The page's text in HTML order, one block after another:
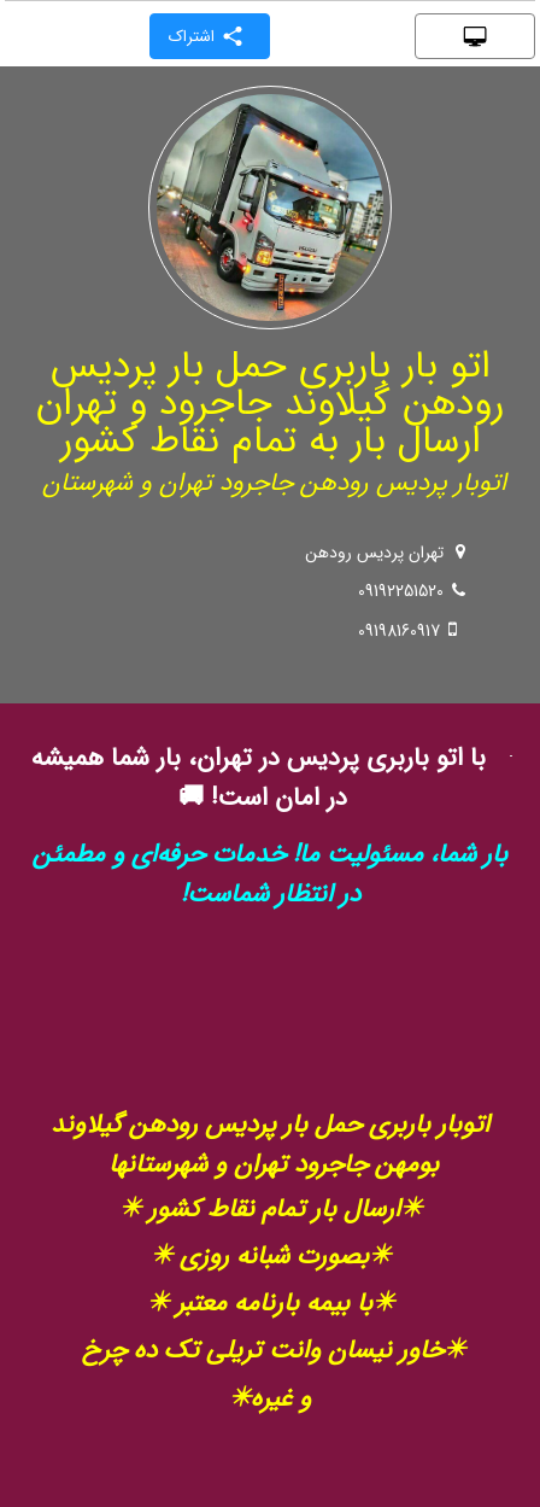
اشتراک
اتو بار باربری حمل بار پردیس
رودهن گیلاوند جاجرود و تهران
ارسال بار به تمام نقاط کشور
اتوبار پردیس رودهن جاجرود تهران و شهرستان
تهران پردیس رودهن
09192251520
09198160917
با اتو باربری پردیس در تهران، بار شما همیشه
در امان است! 🚚
بار شما، مسئولیت ما! خدمات حرفه‌ای و مطمئن
در انتظار شماست!
اتوبار باربری حمل بار پردیس رودهن گیلاوند
بومهن جاجرود تهران و شهرستانها
✴️ارسال بار تمام نقاط کشور ✴️
✴️بصورت شبانه روزی ✴️
✴️با بیمه بارنامه معتبر ✴️
✴️خاور نیسان وانت تریلی تک ده چرخ
و غیره✴️